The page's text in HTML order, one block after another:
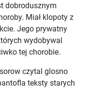
dobrodusznym
Miał klopoty z
Jego prywatny
wydobywal
tej chorobie.
czytal glosno
teksty starych